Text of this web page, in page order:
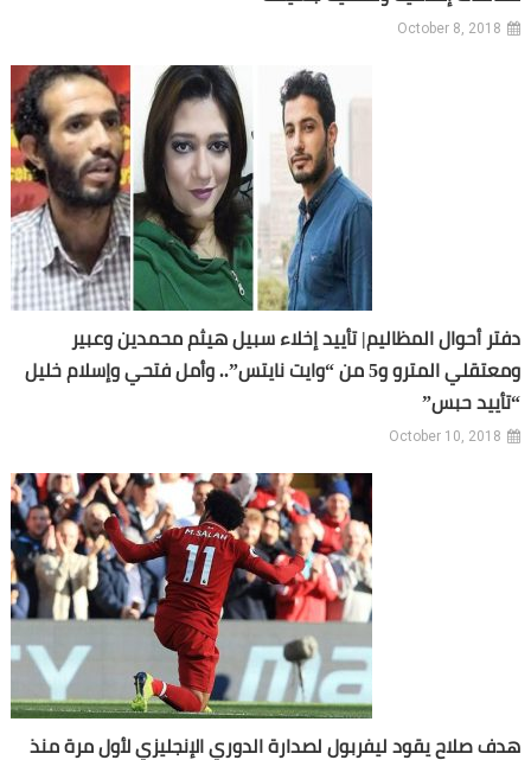
October 8, 2018
دفتر أحوال المظاليم| تأييد إخلاء سبيل هيثم محمدين وعبير
ومعتقلي المترو و5 من “وايت نايتس”.. وأمل فتحي وإسلام خليل
“تأييد حبس”
October 10, 2018
هدف صلاح يقود ليفربول لصدارة الدوري الإنجليزي لأول مرة منذ